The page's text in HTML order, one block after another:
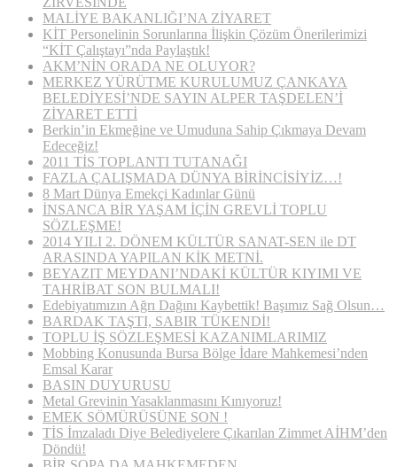
MALİYE BAKANLIĞI’NA ZİYARET
KİT Personelinin Sorunlarına İlişkin Çözüm Önerilerimizi
“KİT Çalıştayı”nda Paylaştık!
AKM’NİN ORADA NE OLUYOR?
MERKEZ YÜRÜTME KURULUMUZ ÇANKAYA
BELEDİYESİ’NDE SAYIN ALPER TAŞDELEN’İ
ZİYARET ETTİ
Berkin’in Ekmeğine ve Umuduna Sahip Çıkmaya Devam
Edeceğiz!
2011 TİS TOPLANTI TUTANAĞI
FAZLA ÇALIŞMADA DÜNYA BİRİNCİSİYİZ…!
8 Mart Dünya Emekçi Kadınlar Günü
İNSANCA BİR YAŞAM İÇİN GREVLİ TOPLU
SÖZLEŞME!
2014 YILI 2. DÖNEM KÜLTÜR SANAT-SEN ile DT
ARASINDA YAPILAN KİK METNİ.
BEYAZIT MEYDANI’NDAKİ KÜLTÜR KIYIMI VE
TAHRİBAT SON BULMALI!
Edebiyatımızın Ağrı Dağını Kaybettik! Başımız Sağ Olsun…
BARDAK TAŞTI, SABIR TÜKENDİ!
TOPLU İŞ SÖZLEŞMESİ KAZANIMLARIMIZ
Mobbing Konusunda Bursa Bölge İdare Mahkemesi’nden
Emsal Karar
BASIN DUYURUSU
Metal Grevinin Yasaklanmasını Kınıyoruz!
EMEK SÖMÜRÜSÜNE SON !
TİS İmzaladı Diye Belediyelere Çıkarılan Zimmet AİHM’den
Döndü!